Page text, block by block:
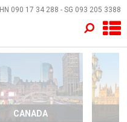
HN 090 17 34 288 - SG 093 205 3388
CANADA
×